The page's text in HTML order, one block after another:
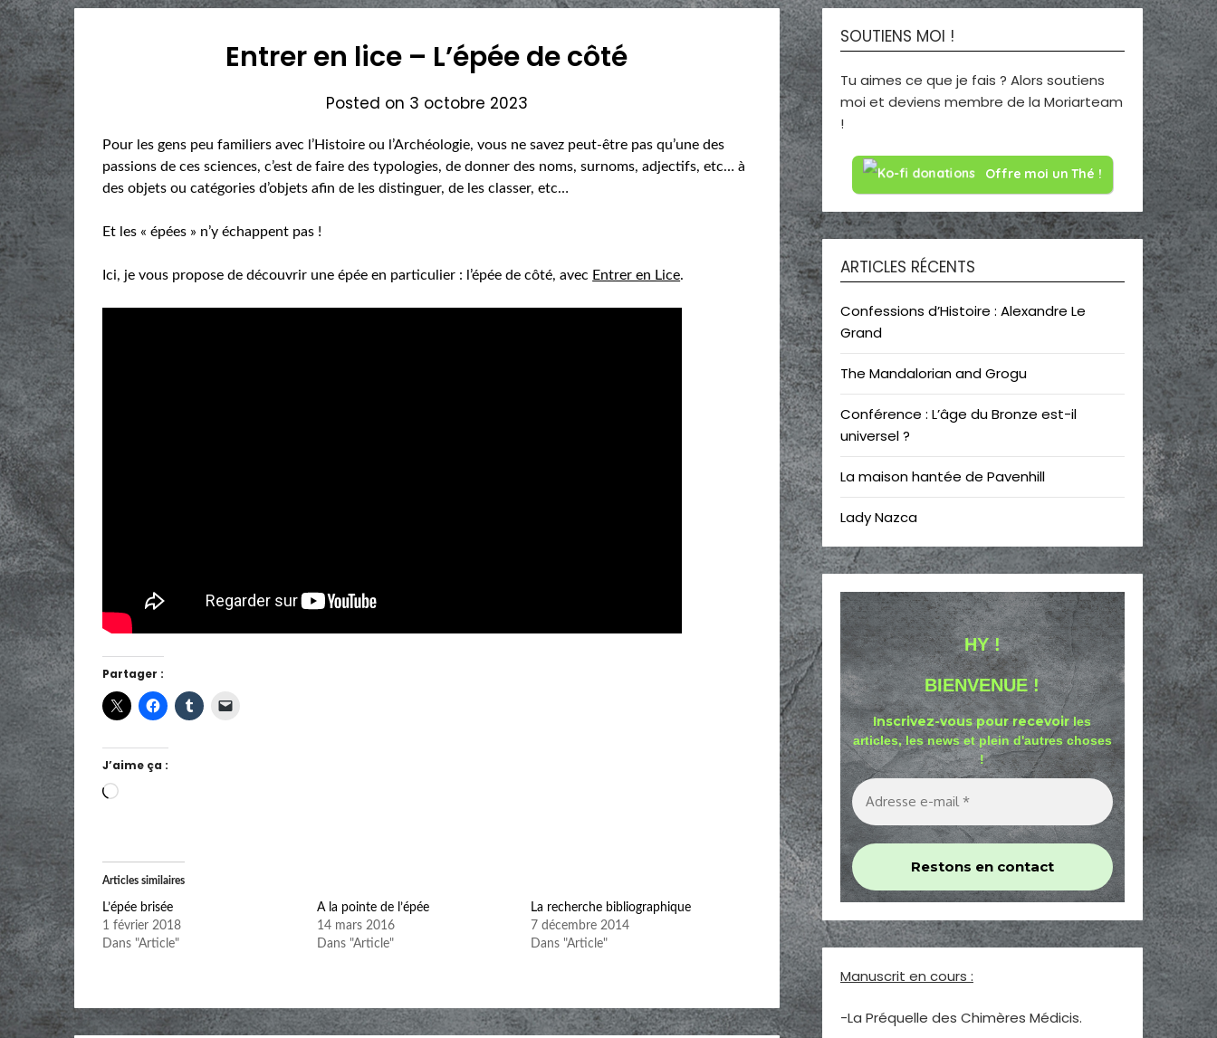
Entrer en lice – L’épée de côté
Posted on 3 octobre 2023
Pour les gens peu familiers avec l’Histoire ou l’Archéologie, vous ne savez peut-être pas qu’une des
passions de ces sciences, c’est de faire des typologies, de donner des noms, surnoms, adjectifs, etc… à
des objets ou catégories d’objets afin de les distinguer, de les classer, etc…
Et les « épées » n’y échappent pas !
Ici, je vous propose de découvrir une épée en particulier : l’épée de côté, avec Entrer en Lice.
Partager :
J’aime ça :
Chargement…
Articles similaires
L’épée brisée
1 février 2018
Dans "Article"
A la pointe de l’épée
14 mars 2016
Dans "Article"
La recherche bibliographique
7 décembre 2014
Dans "Article"
SOUTIENS MOI !
Tu aimes ce que je fais ? Alors soutiens
moi et deviens membre de la Moriarteam
!
Offre moi un Thé !
ARTICLES RÉCENTS
Confessions d’Histoire : Alexandre Le
Grand
The Mandalorian and Grogu
Conférence : L’âge du Bronze est-il
universel ?
La maison hantée de Pavenhill
Lady Nazca
HY !
BIENVENUE !
Inscrivez-vous pour recevoirles
articles, les news et plein d'autres choses
!
Manuscrit en cours :
-La Préquelle des Chimères Médicis.